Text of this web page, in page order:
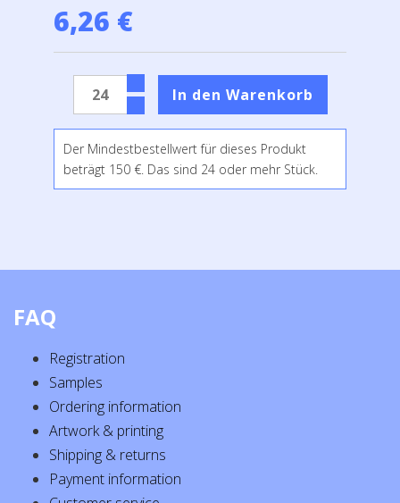
6,26 €
Der Mindestbestellwert für dieses Produkt
beträgt 150 €. Das sind 24 oder mehr Stück.
FAQ
Registration
Samples
Ordering information
Artwork & printing
Shipping & returns
Payment information